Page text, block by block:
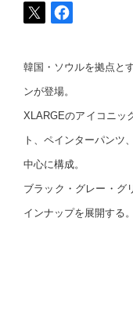
韓国・ソウルを拠点と
ンが登場。
XLARGEのアイコニッ
ト、ペインターパンツ
中心に構成。
ブラック・グレー・グ
インナップを展開する。